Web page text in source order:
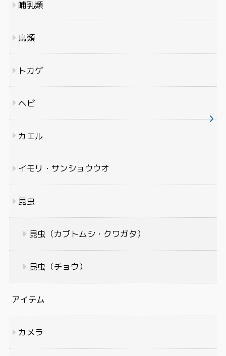
哺乳類
鳥類
トカゲ
ヘビ
カエル
イモリ・サンショウウオ
昆虫
昆虫（カブトムシ・クワガタ）
昆虫（チョウ）
アイテム
カメラ